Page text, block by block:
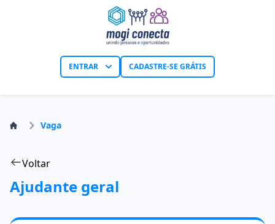
ENTRAR CADASTRE-SE GRÁTIS
Vaga
Voltar
Ajudante geral